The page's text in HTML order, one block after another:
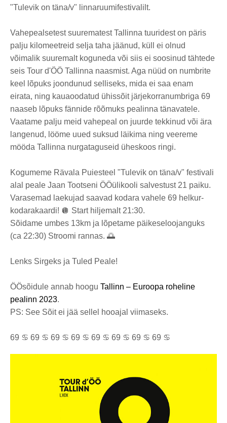
"Tulevik on täna/v" linnaruumifestivalilt.
Vahepealsetest suurematest Tallinna tuuridest on päris
palju kilomeetreid selja taha jäänud, küll ei olnud
võimalik suuremalt koguneda või siis ei soosinud tähtede
seis Tour d'ÖÖ Tallinna naasmist. Aga nüüd on numbrite
keel lõpuks joondunud selliseks, mida ei saa enam
eirata, ning kauaoodatud ühissõit järjekorranumbriga 69
naaseb lõpuks fännide rõõmuks pealinna tänavatele.
Vaatame palju meid vahepeal on juurde tekkinud või ära
langenud, lööme uued suksud läikima ning veereme
mööda Tallinna nurgataguseid üheskoos ringi.
Kogumeme Rävala Puiesteel "Tulevik on täna/v" festivali
alal peale Jaan Tootseni ÖÖülikooli salvestust 21 paiku.
Varasemad laekujad saavad kodara vahele 69 helkur-
kodarakaardi! 🪩 Start hiljemalt 21:30.
Sõidame umbes 13km ja lõpetame päikeseloojanguks
(ca 22:30) Stroomi rannas. 🌅
Lenks Sirgeks ja Tuled Peale!
ÖÖsõidule annab hoogu Tallinn – Euroopa roheline
pealinn 2023.
PS: See Sõit ei jää sellel hooajal viimaseks.
69 ♋ 69 ♋ 69 ♋ 69 ♋ 69 ♋ 69 ♋ 69 ♋ 69 ♋